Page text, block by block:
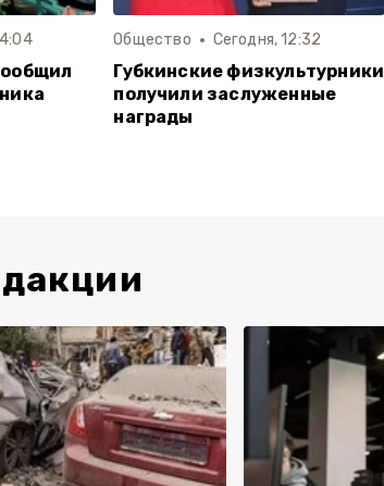
Общество Сегодня, 12:32
Губкинские физкультурники
получили заслуженные
награды